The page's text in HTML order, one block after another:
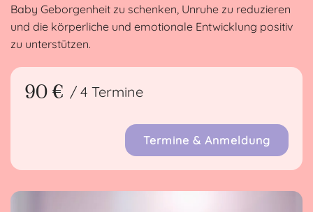
Baby Geborgenheit zu schenken, Unruhe zu reduzieren
und die körperliche und emotionale Entwicklung positiv
zu unterstützen.
90 € / 4 Termine
Termine & Anmeldung